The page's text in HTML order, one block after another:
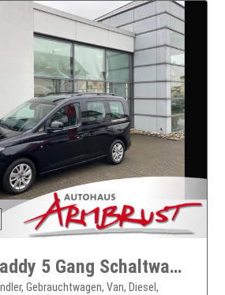
VW Caddy Caddy 5 Gang Schaltwagen Klima
Gebrauchtwagen, Van, Diesel,